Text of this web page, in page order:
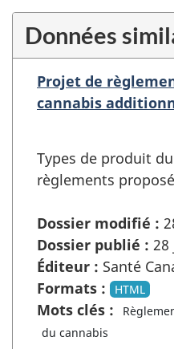
Données
Projet de
cannabis
Types de produit
règlements
Dossier modifié :
Dossier publié : 28
Éditeur : Santé
Formats :
HTML
Mots clés :
du cannabis